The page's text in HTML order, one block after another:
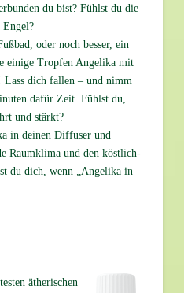
du bist? Fühlst du die
Engel?
oder noch besser, ein
einige Tropfen Angelika mit
Lass dich fallen – und nimm
dafür Zeit. Fühlst du,
und stärkt?
in deinen Diffuser und
Raumklima und den köstlich-
du dich, wenn „Angelika in
ätherischen